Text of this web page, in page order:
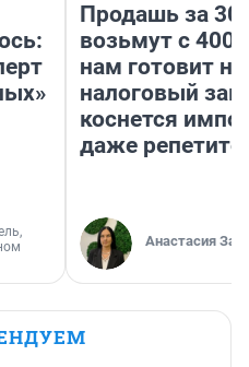
Продашь за
возьмут с
нам готовит
налоговый
коснется
даже
Анастасия